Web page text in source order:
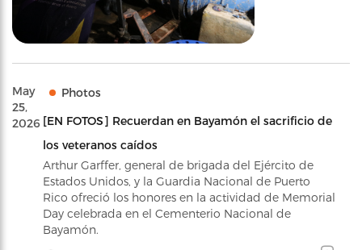
May
25,
2026
Photos
[EN FOTOS] Recuerdan en Bayamón el sacrificio de
los veteranos caídos
Arthur Garffer, general de brigada del Ejército de
Estados Unidos, y la Guardia Nacional de Puerto
Rico ofreció los honores en la actividad de Memorial
Day celebrada en el Cementerio Nacional de
Bayamón.